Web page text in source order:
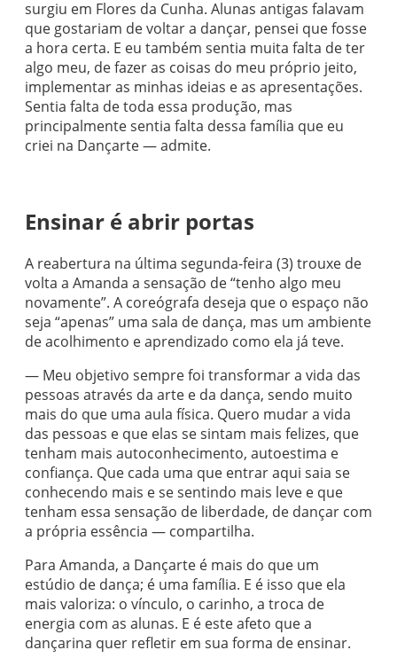
surgiu em Flores da Cunha. Alunas antigas falavam
que gostariam de voltar a dançar, pensei que fosse
a hora certa. E eu também sentia muita falta de ter
algo meu, de fazer as coisas do meu próprio jeito,
implementar as minhas ideias e as apresentações.
Sentia falta de toda essa produção, mas
principalmente sentia falta dessa família que eu
criei na Dançarte — admite.
Ensinar é abrir portas
A reabertura na última segunda-feira (3) trouxe de
volta a Amanda a sensação de “tenho algo meu
novamente”. A coreógrafa deseja que o espaço não
seja “apenas” uma sala de dança, mas um ambiente
de acolhimento e aprendizado como ela já teve.
— Meu objetivo sempre foi transformar a vida das
pessoas através da arte e da dança, sendo muito
mais do que uma aula física. Quero mudar a vida
das pessoas e que elas se sintam mais felizes, que
tenham mais autoconhecimento, autoestima e
confiança. Que cada uma que entrar aqui saia se
conhecendo mais e se sentindo mais leve e que
tenham essa sensação de liberdade, de dançar com
a própria essência — compartilha.
Para Amanda, a Dançarte é mais do que um
estúdio de dança; é uma família. E é isso que ela
mais valoriza: o vínculo, o carinho, a troca de
energia com as alunas. E é este afeto que a
dançarina quer refletir em sua forma de ensinar.